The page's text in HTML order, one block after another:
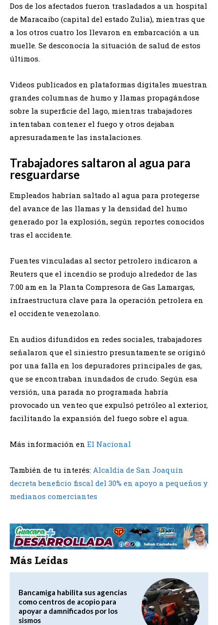
Dos de los afectados fueron trasladados a un hospital
de Maracaibo (capital del estado Zulia), mientras que
a los otros cuatro los llevaron en embarcación a un
muelle. Se desconocía la situación de salud de estos
últimos.
Videos publicados en plataformas digitales muestran
grandes columnas de humo y llamas propagándose
sobre la superficie del lago, mientras trabajadores
intentaban contener el fuego y otros dejaban
apresuradamente las instalaciones.
Trabajadores saltaron al agua para
resguardarse
Empleados habrían saltado al agua para protegerse
del avance de las llamas y la densidad del humo
generado por la explosión, según reportes conocidos
tras el accidente.
Fuentes vinculadas al sector petrolero indicaron a
Reuters que el incendio se produjo alrededor de las
7:00 am en la Planta Compresora de Gas Lamargas,
infraestructura clave para la operación petrolera en
el occidente venezolano.
En audios difundidos en redes sociales, trabajadores
señalaron que el siniestro presuntamente se originó
por una falla en los depuradores principales de gas,
que se encontraban inundados de crudo. Según esa
versión, una parada no programada habría
provocado un venteo que expulsó petróleo al exterior,
facilitando la expansión del fuego sobre el agua.
Más información en El Nacional
También de tu interés: Alcaldía de San Joaquín
decreta beneficio fiscal del 30% en apoyo a pequeños y
medianos comerciantes
Más Leídas
Bancamiga habilita sus agencias
como centros de acopio para
apoyar a damnificados por los
sismos